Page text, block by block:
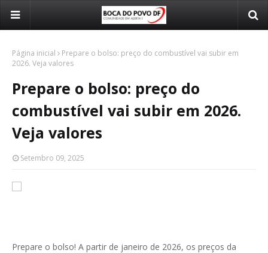
Página inicial
Prepare o bolso: preço do combustível vai subir em
2026. Veja valores
Prepare o bolso: preço do
combustível vai subir em 2026.
Veja valores
Setembro 09, 2025
Prepare o bolso! A partir de janeiro de 2026, os preços da